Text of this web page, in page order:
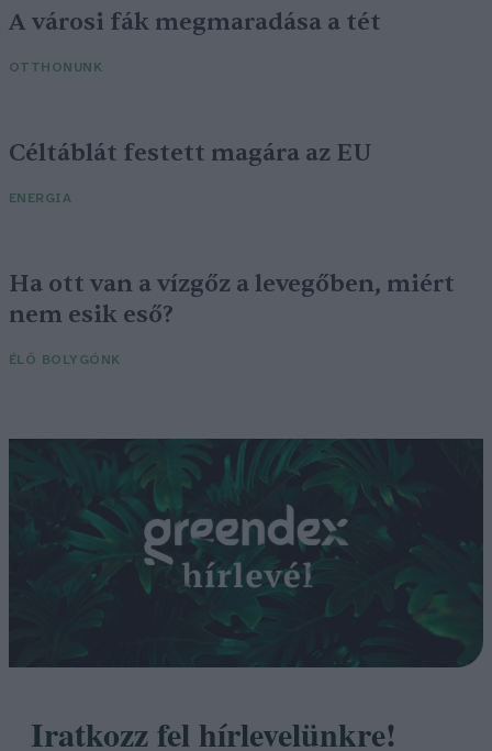
A városi fák megmaradása a tét
OTTHONUNK
Céltáblát festett magára az EU
ENERGIA
Ha ott van a vízgőz a levegőben, miért
nem esik eső?
ÉLŐ BOLYGÓNK
Iratkozz fel hírlevelünkre!